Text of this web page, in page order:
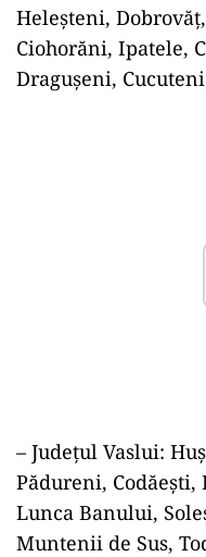
Heleșteni,
Ciohorăni, Ipatele,
Dragușeni,
– Județul Vaslui:
Pădureni,
Lunca Banului,
Muntenii de Sus,